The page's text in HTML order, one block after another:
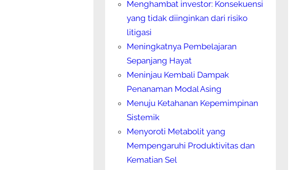
Menghambat investor: Konsekuensi
yang tidak diinginkan dari risiko
litigasi
Meningkatnya Pembelajaran
Sepanjang Hayat
Meninjau Kembali Dampak
Penanaman Modal Asing
Menuju Ketahanan Kepemimpinan
Sistemik
Menyoroti Metabolit yang
Mempengaruhi Produktivitas dan
Kematian Sel